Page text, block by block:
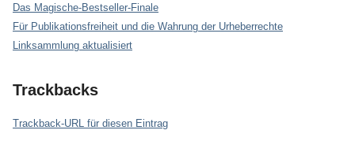
Das Magische-Bestseller-Finale
Für Publikationsfreiheit und die Wahrung der Urheberrechte
Linksammlung aktualisiert
Trackbacks
Trackback-URL für diesen Eintrag